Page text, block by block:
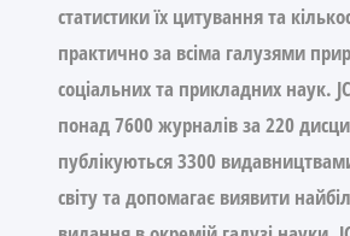
статистики їх цитування та
практично за всіма галузями
соціальних та прикладних наук.
понад 7600 журналів за 220
публікуються 3300
світу та допомагає виявити